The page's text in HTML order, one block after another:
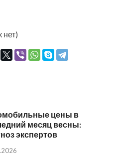
нет)
цены в
месяц весны:
экспертов